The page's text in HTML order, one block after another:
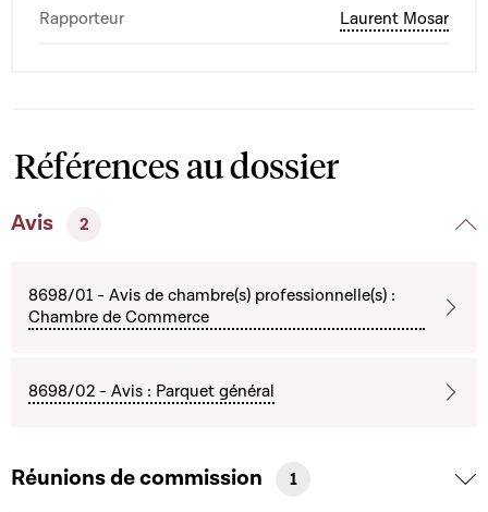
Rapporteur Laurent Mosar
Références au dossier
Avis 2
8698/01 - Avis de chambre(s) professionnelle(s) :
Chambre de Commerce
8698/02 - Avis : Parquet général
Réunions de commission 1